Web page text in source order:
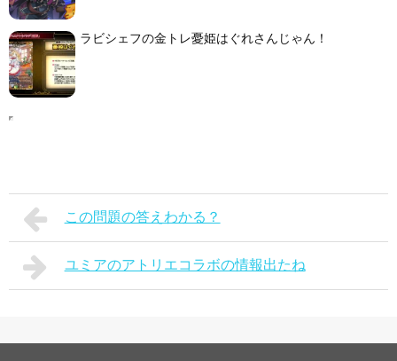
ラビシェフの金トレ憂姫はぐれさんじゃん！
この問題の答えわかる？
ユミアのアトリエコラボの情報出たね